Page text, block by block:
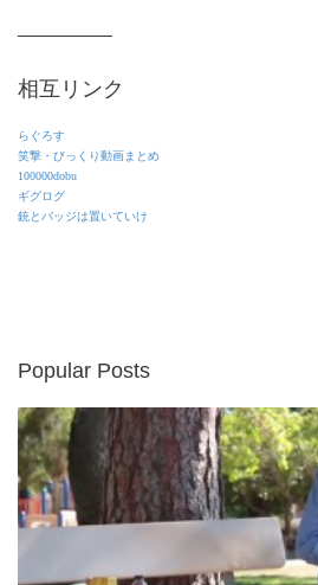
相互リンク
らぐろす
笑撃・びっくり動画まとめ
100000dobu
ギグログ
銃とバッジは置いていけ
Popular Posts